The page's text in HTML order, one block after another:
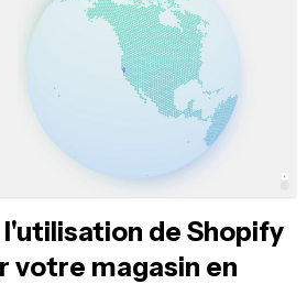
de Shopify
votre magasin en